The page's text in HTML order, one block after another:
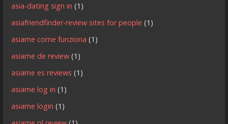
asia-dating sign in (1)
asiafriendfinder-review sites for people (1)
asiame come funziona (1)
asiame de review (1)
asiame es reviews (1)
asiame log in (1)
asiame login (1)